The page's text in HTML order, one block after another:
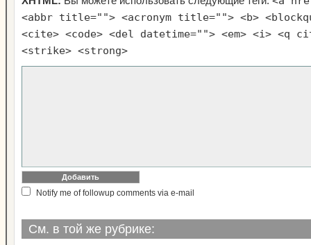
<abbr title=""> <acronym title=""> <b>
<cite> <code> <del datetime=""> <em> <i> <q
<strike> <strong>
Notify me of followup comments via e-mail
См. в той же рубрике: